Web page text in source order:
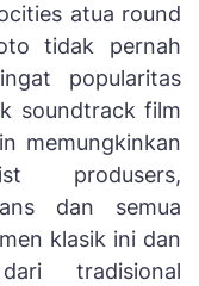
atua round
tidak pernah
popularitas
soundtrack film
memungkinkan
produsers,
dan semua
klasik ini dan
tradisional